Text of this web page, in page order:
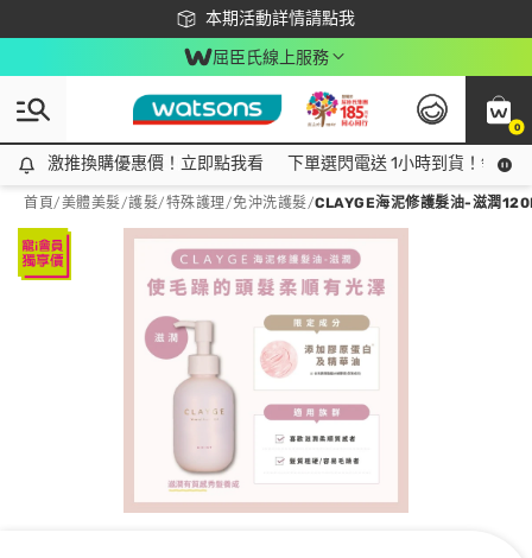
本期活動詳情請點我
下載app最高回饋$350
屈臣氏線上服務
0
激推換購優惠價！立即點我看
激推換購優惠價！立即點我看 下單選閃電送 1小時到貨！領神
首頁/美體美髮/護髮/特殊護理/免沖洗護髮/CLAYGE海泥修護髮油-滋潤